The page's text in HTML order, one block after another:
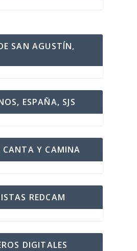
SAN AGUSTÍN,
ESPAÑA, SJS
CANTA Y CAMINA
REDCAM
DIGITALES